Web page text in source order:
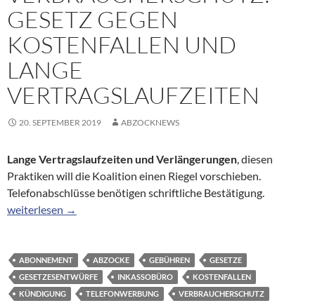
GESETZ GEGEN
KOSTENFALLEN UND
LANGE
VERTRAGSLAUFZEITEN
20. SEPTEMBER 2019 ABZOCKNEWS
Lange Vertragslaufzeiten und Verlängerungen, diesen
Praktiken will die Koalition einen Riegel vorschieben.
Telefonabschlüsse benötigen schriftliche Bestätigung.
Verbraucherschutz: Gesetz gegen Kostenfallen und lange
weiterlesen →
ABONNEMENT ABZOCKE GEBÜHREN
GESETZE
GESETZESENTWÜRFE
INKASSOBÜRO
KOSTENFALLEN
KÜNDIGUNG
TELEFONWERBUNG VERBRAUCHERSCHUTZ